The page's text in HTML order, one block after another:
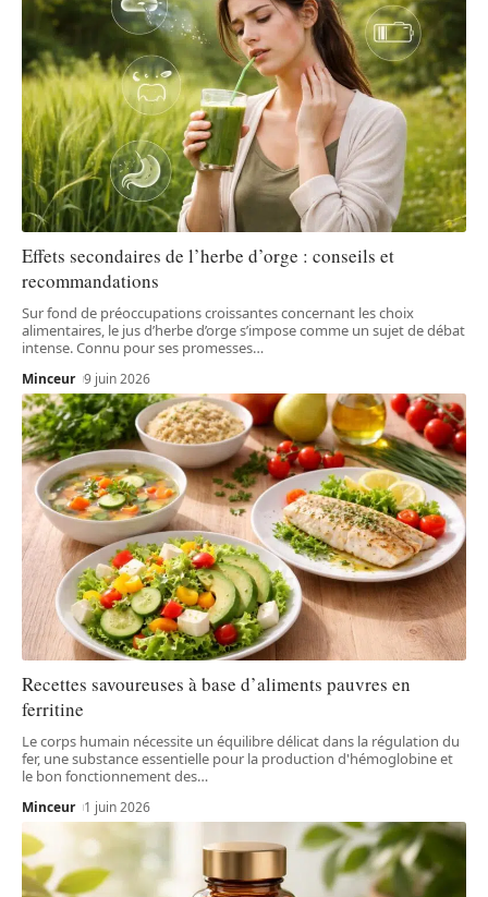
Effets secondaires de l’herbe d’orge : conseils et
recommandations
Sur fond de préoccupations croissantes concernant les choix
alimentaires, le jus d’herbe d’orge s’impose comme un sujet de débat
intense. Connu pour ses promesses…
Minceur 9 juin 2026
Recettes savoureuses à base d’aliments pauvres en
ferritine
Le corps humain nécessite un équilibre délicat dans la régulation du
fer, une substance essentielle pour la production d'hémoglobine et
le bon fonctionnement des…
Minceur 1 juin 2026